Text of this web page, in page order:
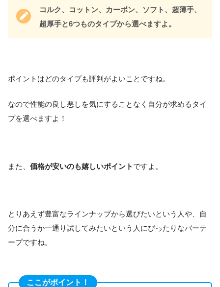
コルク、コットン、カーボン、ソフト、超薄手、
超厚手と6つものタイプから選べますよ。
ポイントはどのタイプも評判がよいことですね。
なので性能の良し悪しを気にすることなく自分が求めるタイ
プを選べますよ！
また、 価格が安いのも嬉しいポイント ですよ。
とりあえず豊富なラインナップから選びたいという人や、自
分に合うか一通り試してみたいという人にぴったりなバーテ
ープですね。
ここがポイント！